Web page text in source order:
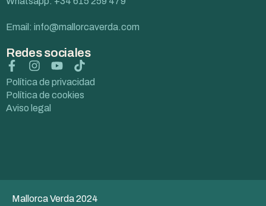
Email: info@mallorcaverda.com
Redes sociales
Política de privacidad
Política de cookies
Aviso legal
Mallorca Verda 2024